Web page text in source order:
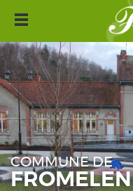
Aller
contenu
principal
Toggle
navigation
COMMUNE DE